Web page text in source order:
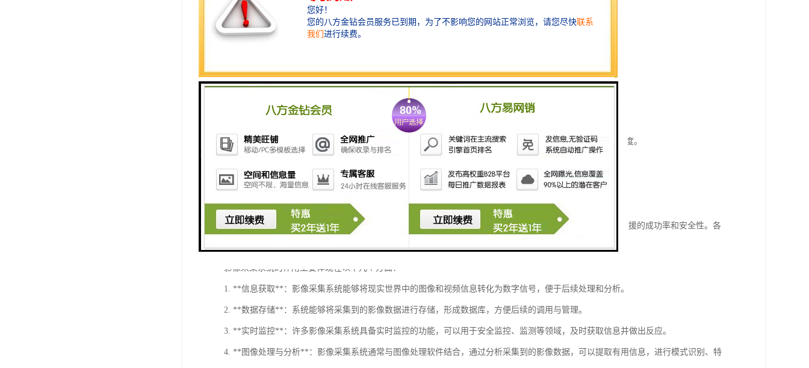
- **决策支持系统**：结合环境数据、目标识别结果和历史数据，提供的救援方案建议。
### 5. 通信与远程控制
- **远程操控**：允许救援人员远程控制水下设备进行更深入的数据采集或救援行动。
- **多设备协同**：系统可以与其他水下机器人或无人潜航器协调工作，形成更强大的救援网络。
- **云数据处理**：将数据上传到云平台，进行更大规模的数据分析和模型训练，提高系统的准确性和响应速度。
- **海洋救援**：在海洋或湖泊的事故救援操作中，提供实时监控和目标识别。
- **水下探测**：用于水下考古、科学研究等场合的影像采集和分析。
通过将上述技术与方法结合，水下影像采集识别救生系统能够实现智能化，不仅提高救援效率，还能大提升救援的成功率和安全性。各
方面的协同工作和技术集成是实现这一目标的关键。
影像采集系统的作用主要体现在以下几个方面：
1. **信息获取**：影像采集系统能够将现实世界中的图像和视频信息转化为数字信号，便于后续处理和分析。
2. **数据存储**：系统能够将采集到的影像数据进行存储，形成数据库，方便后续的调用与管理。
3. **实时监控**：许多影像采集系统具备实时监控的功能，可以用于安全监控、监测等领域，及时获取信息并做出反应。
4. **图像处理与分析**：影像采集系统通常与图像处理软件结合，通过分析采集到的影像数据，可以提取有用信息，进行模式识别、特